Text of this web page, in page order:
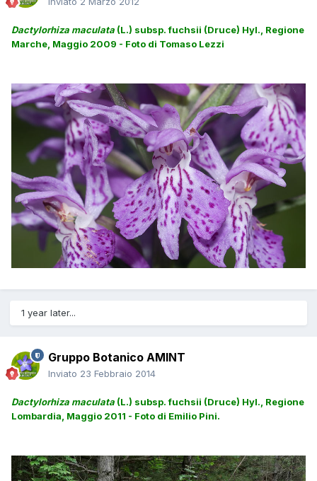
Dactylorhiza maculata (L.) subsp. fuchsii (Druce) Hyl., Regione
Marche, Maggio 2009 - Foto di Tomaso Lezzi
1 year later...
Gruppo Botanico AMINT
Inviato 23 Febbraio 2014
Dactylorhiza maculata (L.) subsp. fuchsii (Druce) Hyl., Regione
Lombardia, Maggio 2011 - Foto di Emilio Pini.